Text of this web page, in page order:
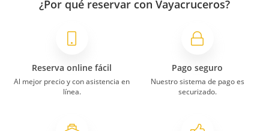
¿Por qué reservar con Vayacruceros?
Reserva online fácil
Al mejor precio y con asistencia en
línea.
Pago seguro
Nuestro sistema de pago es
securizado.